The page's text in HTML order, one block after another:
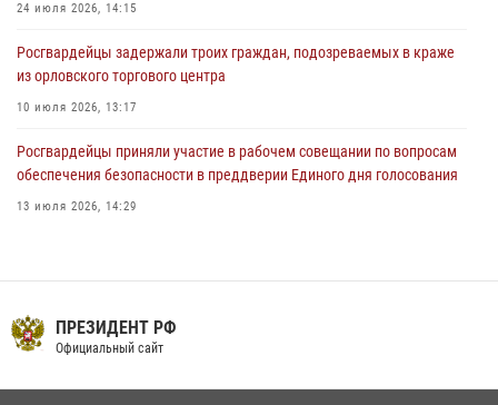
24 июля 2026, 14:15
Росгвардейцы задержали троих граждан, подозреваемых в краже
из орловского торгового центра
10 июля 2026, 13:17
Росгвардейцы приняли участие в рабочем совещании по вопросам
обеспечения безопасности в преддверии Единого дня голосования
13 июля 2026, 14:29
16 июля 2026, 13:34
На брифинге росгвардейцы рассказали орловцам об изменениях в
законодательстве, регулирующем оборот оружия
ПРЕЗИДЕНТ РФ
Официальный сайт